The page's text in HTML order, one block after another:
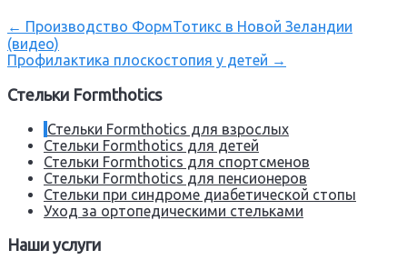
← Производство ФормТотикс в Новой Зеландии
(видео)
Профилактика плоскостопия у детей →
Стельки Formthotics
Стельки Formthotics для взрослых
Стельки Formthotics для детей
Стельки Formthotics для спортсменов
Стельки Formthotics для пенсионеров
Стельки при синдроме диабетической стопы
Уход за ортопедическими стельками
Наши услуги